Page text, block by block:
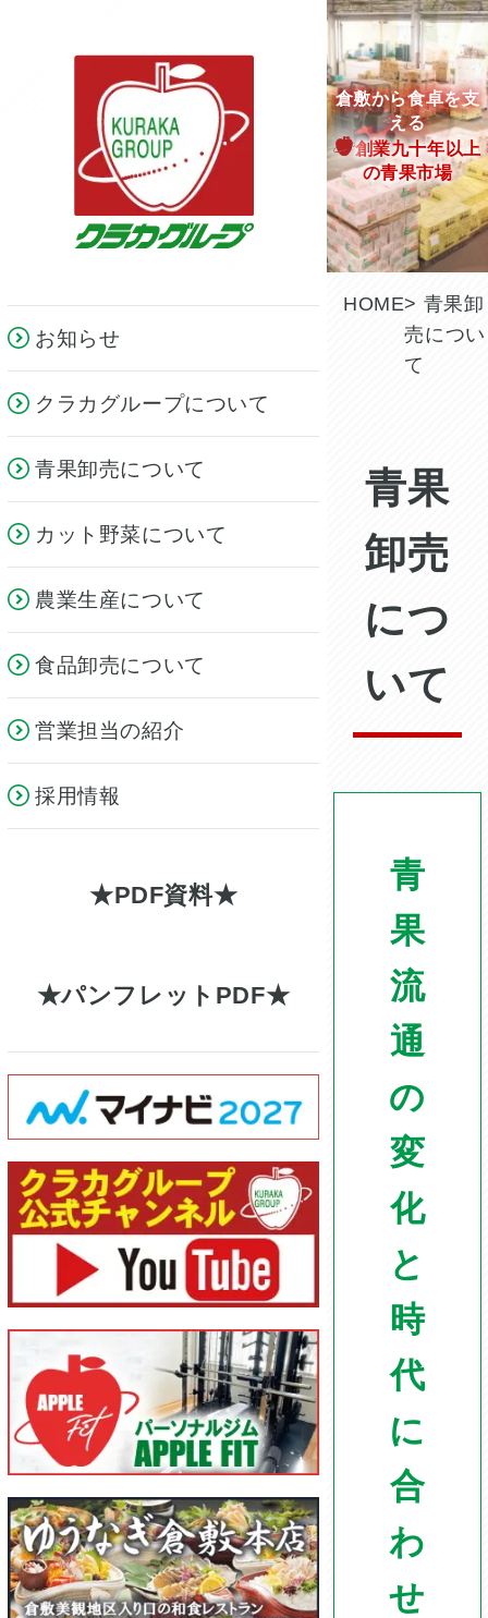
お知らせ
クラカグループについて
青果卸売について
カット野菜について
農業生産について
食品卸売について
営業担当の紹介
採用情報
PDF資料
パンフレットPDF
倉敷から食卓を支
える
創業九十年以上
の青果市場
HOME> 青果卸
売につい
て
青果
卸売
につ
いて
青
果
流
通
の
変
化
と
時
代
に
合
わ
せ